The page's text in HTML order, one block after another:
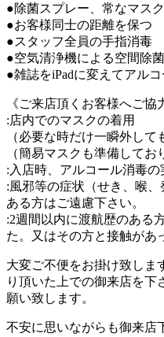
●除菌スプレー、常なマス
●お客様同士の距離を保つ
●スタッフ全員の手指消毒
●空気清浄機による空間除菌
●雑誌をiPadに変えてアル
《ご来店頂くお客様へご協
:店内でのマスクの着用
（必要な時だけ一瞬外して
（簡易マスクも準備してお
:入店時、アルコール消毒の
:風邪等の症状（せき、喉
ある方はご遠慮下さい。
:2週間以内に渡航歴のある
た。又はその方と接触があ
大変ご不便をお掛け致しま
り頂いた上での御来店を下
願い致します。
不安に思いながらも御来店